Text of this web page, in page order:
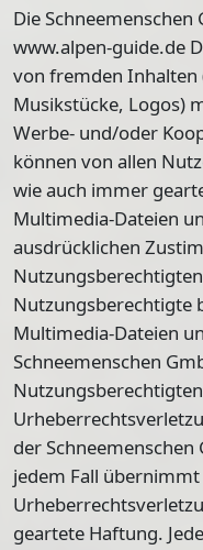
Die
www.alpen-guide.de
von fremden Inhalten
Musikstücke, Logos)
Werbe- und/oder
können von allen
wie auch immer
Multimedia-Dateien
ausdrücklichen
Nutzungsberechtigte
Multimedia-Dateien
Schneemenschen
der
jedem Fall
geartete Haftung.